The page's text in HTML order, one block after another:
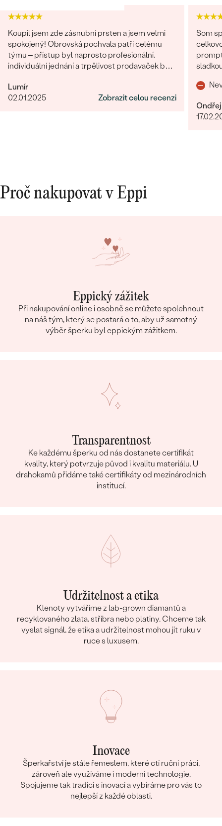
Koupil jsem zde zásnubní prsten a jsem velmi
spokojený! Obrovská pochvala patří celému
týmu – přístup byl naprosto profesionální,
individuální jednání a trpělivost prodavaček byly
komunikaci, kdy jsme vše vyřešili rychle a k mé
plné spokojenosti. Prsten je nádherný a celý
Lumír
02.01.2025
Zobrazit celou recenzi
Som
promptná. Tovar prišiel pekne
Ondřej
Proč nakupovat v Eppi
Eppický zážitek
Při nakupování online i osobně se můžete spolehnout
na náš tým, který se postará o to, aby už samotný
výběr šperku byl eppickým zážitkem.
Transparentnost
Ke každému šperku od nás dostanete certifikát
kvality, který potvrzuje původ i kvalitu materiálu. U
drahokamů přidáme také certifikáty od mezinárodních
institucí.
Udržitelnost a etika
Klenoty vytváříme z lab-grown diamantů a
recyklovaného zlata, stříbra nebo platiny. Chceme tak
vyslat signál, že etika a udržitelnost mohou jít ruku v
ruce s luxusem.
Inovace
Šperkařství je stále řemeslem, které ctí ruční práci,
zároveň ale využíváme i moderní technologie.
Spojujeme tak tradici s inovací a vybíráme pro vás to
nejlepší z každé oblasti.